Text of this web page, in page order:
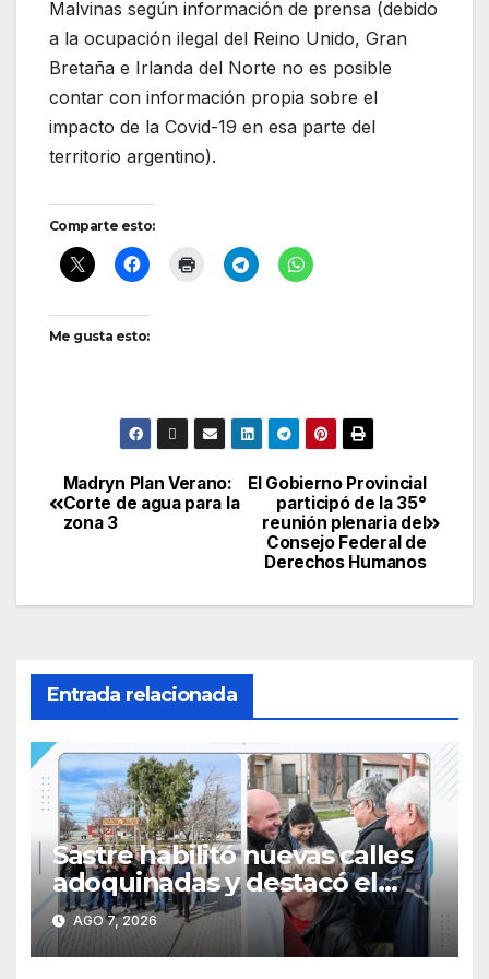
Malvinas según información de prensa (debido
a la ocupación ilegal del Reino Unido, Gran
Bretaña e Irlanda del Norte no es posible
contar con información propia sobre el
impacto de la Covid-19 en esa parte del
territorio argentino).
Comparte esto:
Me gusta esto:
Navegación
de
El Gobierno Provincial
participó de la 35°
reunión plenaria del
Consejo Federal de
Derechos Humanos
Madryn Plan Verano:
Corte de agua para la
zona 3
Entrada relacionada
Sastre habilitó nuevas calles
adoquinadas y destacó el
trabajo junto a los vecinos
AGO 7, 2026